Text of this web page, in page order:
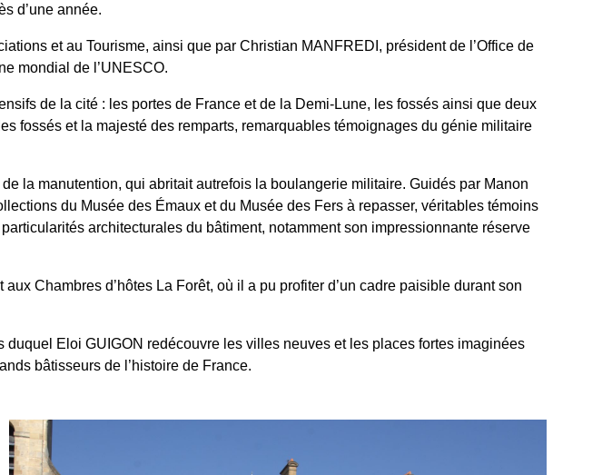
d’une année.
et au Tourisme, ainsi que par Christian MANFREDI, président de l’Office de
mondial de l’UNESCO.
de la cité : les portes de France et de la Demi-Lune, les fossés ainsi que deux
fossés et la majesté des remparts, remarquables témoignages du génie militaire
la manutention, qui abritait autrefois la boulangerie militaire. Guidés par Manon
du Musée des Émaux et du Musée des Fers à repasser, véritables témoins
architecturales du bâtiment, notamment son impressionnante réserve
Chambres d’hôtes La Forêt, où il a pu profiter d’un cadre paisible durant son
Eloi GUIGON redécouvre les villes neuves et les places fortes imaginées
bâtisseurs de l’histoire de France.